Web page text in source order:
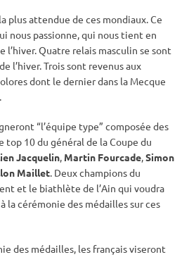
plus attendue de ces mondiaux. Ce
nous passionne, qui nous tient en
l’hiver. Quatre relais masculin se sont
l’hiver. Trois sont revenus aux
dont le dernier dans la Mecque
.
“l’équipe type” composée des
top 10 du général de laCoupe du
Jacquelin, Martin Fourcade,Simon
Maillet. Deux champions du
et le biathlète de l’Ain qui voudra
la cérémonie des médailles sur ces
des médailles, les français viseront